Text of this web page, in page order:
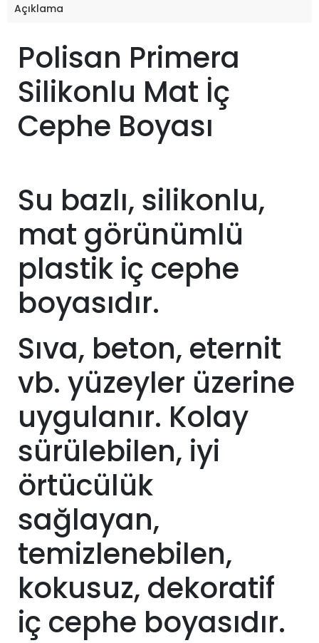
Açıklama
Polisan Primera
Silikonlu Mat İç
Cephe Boyası
Su bazlı, silikonlu,
mat görünümlü
plastik iç cephe
boyasıdır.
Sıva, beton, eternit
vb. yüzeyler üzerine
uygulanır. Kolay
sürülebilen, iyi
örtücülük
sağlayan,
temizlenebilen,
kokusuz, dekoratif
iç cephe boyasıdır.